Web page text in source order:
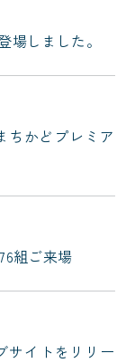
場しました。
ちかどプレミア
組ご来場
サイトをリリー